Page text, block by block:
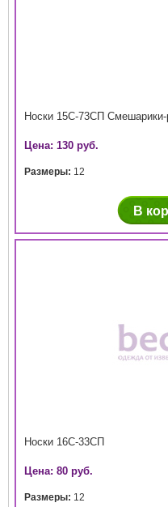
Носки 15С-73СП Смешарики-
Цена: 130 руб.
Размеры: 12
В
Носки 16С-33СП
Цена: 80 руб.
Размеры: 12